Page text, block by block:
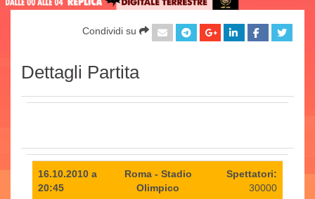
Condividi su
Dettagli Partita
16.10.2010 a
20:45
Roma - Stadio
Olimpico
Spettatori:
30000